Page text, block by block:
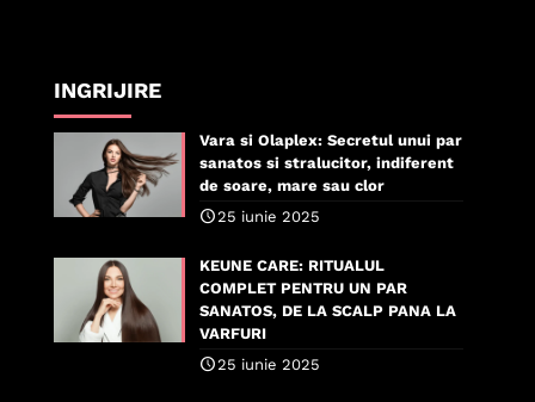
INGRIJIRE
Vara si Olaplex: Secretul unui par
sanatos si stralucitor, indiferent
de soare, mare sau clor
25 iunie 2025
KEUNE CARE: RITUALUL
COMPLET PENTRU UN PAR
SANATOS, DE LA SCALP PANA LA
VARFURI
25 iunie 2025